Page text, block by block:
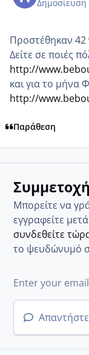
Δημοσίευση
Προστέθηκαν 42
Δείτε σε ποιές
http://
και για το μήνα
http://
Παράθεση
Μπορείτε να
εγγραφείτε
συνδεθείτε
το ψευδώνυμό